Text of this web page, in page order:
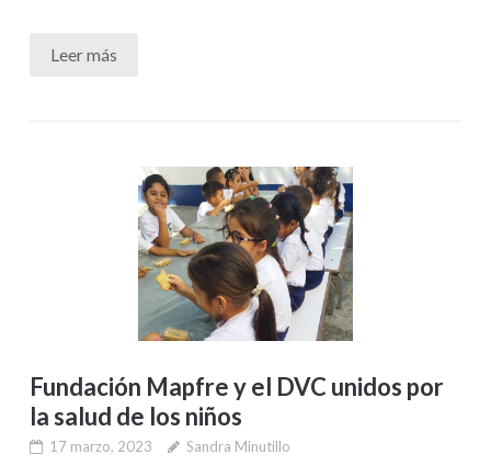
Leer más
Fundación Mapfre y el DVC unidos por
la salud de los niños
17 marzo, 2023
Sandra Minutillo